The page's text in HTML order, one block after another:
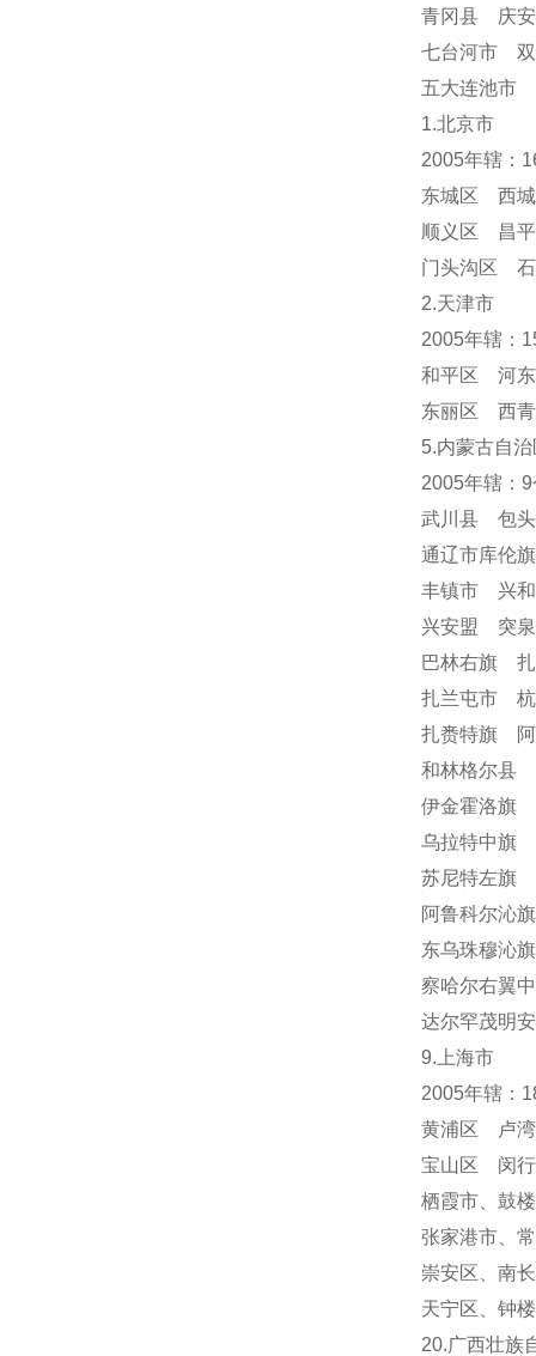
青冈县 庆
七台河市
五大连池市
1.北京市
2005年辖：
东城区 西
顺义区 昌
门头沟区
2.天津市
2005年辖：
和平区 河
东丽区 西
5.内蒙古自治
2005年辖：
武川县 包
通辽市库
丰镇市 兴
兴安盟 突
巴林右旗
扎兰屯市
扎赉特旗
和林格尔县
伊金霍洛旗
乌拉特中旗
苏尼特左旗
阿鲁科尔沁
东乌珠穆沁
察哈尔右翼
达尔罕茂明
9.上海市
2005年辖：
黄浦区 卢
宝山区 闵
栖霞市、 鼓
张家港市、
崇安区、南
天宁区
钟
20.广西壮族